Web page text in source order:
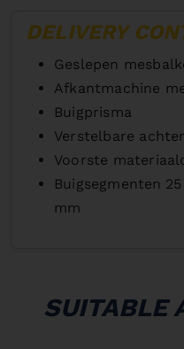
DELIVERY
Geslepen
Afkantmachine
Buigprisma
Verstelbare
Voorste
Buigsegmenten
mm
SUITABLE